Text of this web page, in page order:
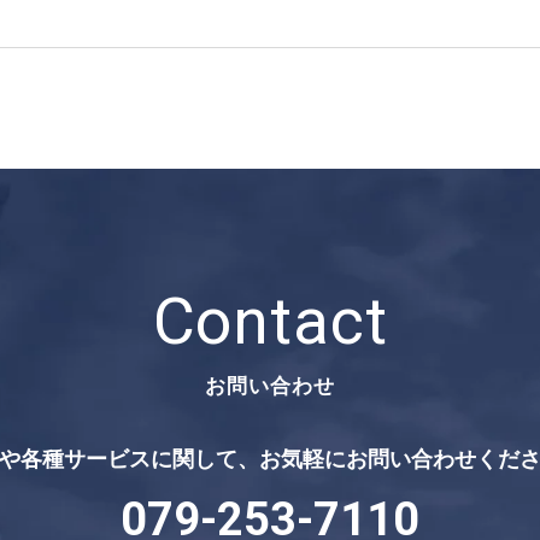
Contact
お問い合わせ
各種サービスに関して、 お気軽にお問い合わせくだ
079-253-7110